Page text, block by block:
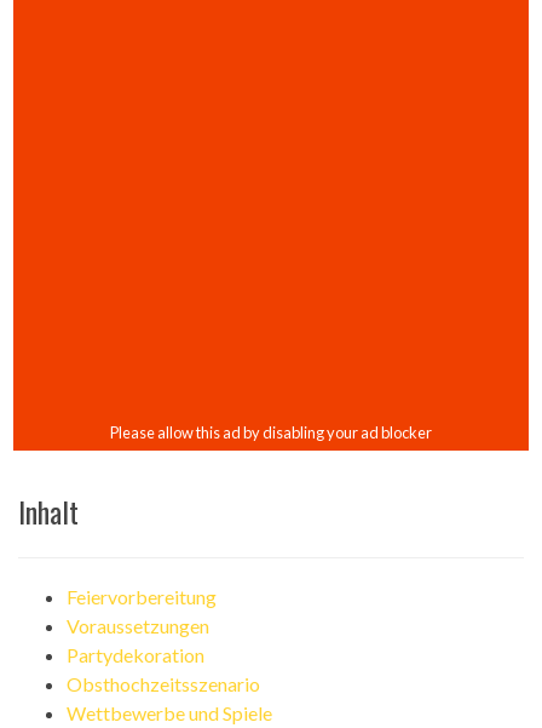
Inhalt
Feiervorbereitung
Voraussetzungen
Partydekoration
Obsthochzeitsszenario
Wettbewerbe und Spiele